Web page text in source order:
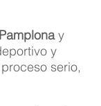
y
y
serio,